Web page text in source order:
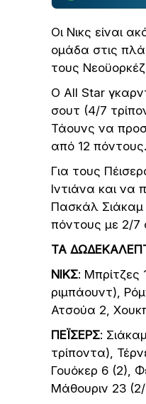
Οι Νικς είναι
ομάδα στις
τους
Ο All Star
σουτ (4/7
Τάουνς να
από 12 πόντους.
Για τους
Ιντιάνα και να
Πασκάλ Σιάκαμ
πόντους με 2/7
ΤΑ
ΝΙΚΣ: Μπρίτζες
ριμπάουντ),
Ατσούα 2,
ΠΕΪΣΕΡΣ:
τρίποντα),
Γουόκερ 6 (2),
Μάθουριν 23